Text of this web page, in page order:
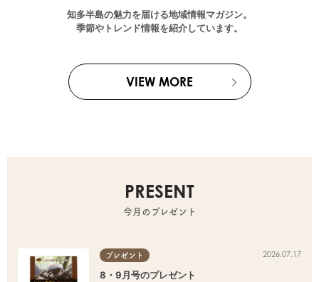
知多半島の魅力を届ける地域情報マガジン。
季節やトレンド情報を紹介しています。
VIEW MORE
PRESENT
今月のプレゼント
プレゼント 2026.07.17
8・9月号のプレゼント